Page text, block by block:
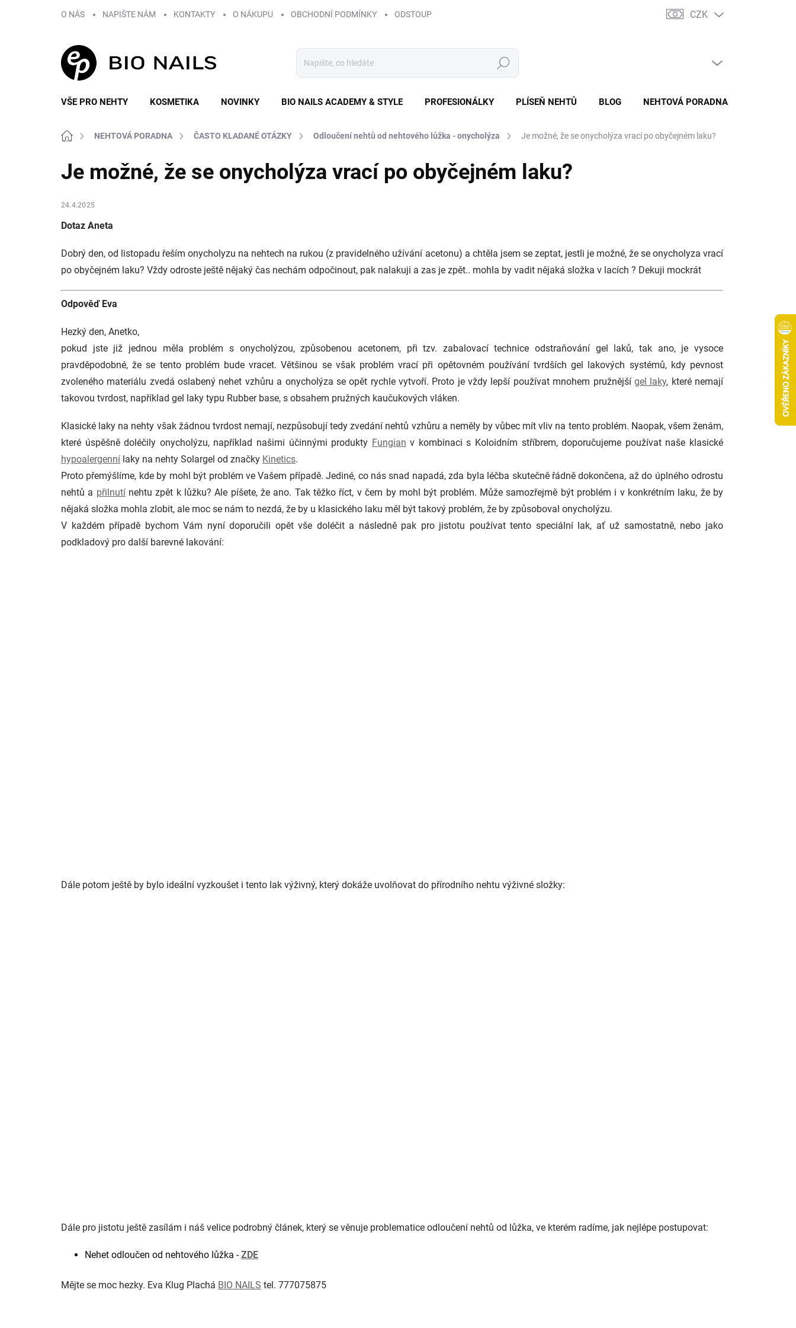
O NÁS NAPIŠTE NÁM KONTAKTY O NÁKUPU OBCHODNÍ PODMÍNKY ODSTOUPENÍ OD SMLOUVY ZÁSADY ZPRACOVÁNÍ A OCHRANY OSOBNÍCH ÚDAJŮ
CZK
Hledat
VŠE PRO NEHTY KOSMETIKA NOVINKY BIO NAILS ACADEMY & STYLE PROFESIONÁLKY PLÍSEŇ NEHTŮ BLOG NEHTOVÁ PORADNA
Domů NEHTOVÁ PORADNA ČASTO KLADANÉ OTÁZKY Odloučení nehtů od nehtového lůžka - onycholýza Je možné, že se onycholýza vrací po obyčejném laku?
Je možné, že se onycholýza vrací po obyčejném laku?
24.4.2025
Dotaz Aneta
Dobrý den, od listopadu řeším onycholyzu na nehtech na rukou (z pravidelného užívání acetonu) a chtěla jsem se zeptat, jestli je možné, že se onycholyza vrací
po obyčejném laku? Vždy odroste ještě nějaký čas nechám odpočinout, pak nalakuji a zas je zpět.. mohla by vadit nějaká složka v lacích ? Dekuji mockrát
Odpověď Eva
Hezký den, Anetko,
pokud jste již jednou měla problém s onycholýzou, způsobenou acetonem, při tzv. zabalovací technice odstraňování gel laků, tak ano, je vysoce
pravděpodobné, že se tento problém bude vracet. Většinou se však problém vrací při opětovném používání tvrdších gel lakových systémů, kdy pevnost
zvoleného materiálu zvedá oslabený nehet vzhůru a onycholýza se opět rychle vytvoří. Proto je vždy lepší používat mnohem pružnější gel laky, které nemají
takovou tvrdost, například gel laky typu Rubber base, s obsahem pružných kaučukových vláken.
Klasické laky na nehty však žádnou tvrdost nemají, nezpůsobují tedy zvedání nehtů vzhůru a neměly by vůbec mít vliv na tento problém. Naopak, všem ženám,
které úspěšně doléčily onycholýzu, například našimi účinnými produkty Fungian v kombinaci s Koloidním stříbrem, doporučujeme používat naše klasické
hypoalergenní laky na nehty Solargel od značky Kinetics.
Proto přemýšlíme, kde by mohl být problém ve Vašem případě. Jediné, co nás snad napadá, zda byla léčba skutečně řádně dokončena, až do úplného odrostu
nehtů a přilnutínehtu zpět k lůžku? Ale píšete, že ano. Tak těžko říct, v čem by mohl být problém. Může samozřejmě být problém i v konkrétním laku, že by
nějaká složka mohla zlobit, ale moc se nám to nezdá, že by u klasického laku měl být takový problém, že by způsoboval onycholýzu.
V každém případě bychom Vám nyní doporučili opět vše doléčit a následně pak pro jistotu používat tento speciální lak, ať už samostatně, nebo jako
podkladový pro další barevné lakování:
Dále potom ještě by bylo ideální vyzkoušet i tento lak výživný, který dokáže uvolňovat do přírodního nehtu výživné složky:
Dále pro jistotu ještě zasílám i náš velice podrobný článek, který se věnuje problematice odloučení nehtů od lůžka, ve kterém radíme, jak nejlépe postupovat:
Nehet odloučen od nehtového lůžka -ZDE
Mějte se moc hezky. Eva Klug Plachá BIO NAILS tel. 777075875